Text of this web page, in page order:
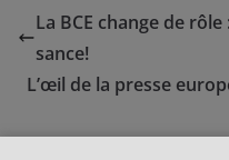
La BCE change de
sance!
L’œil de la presse